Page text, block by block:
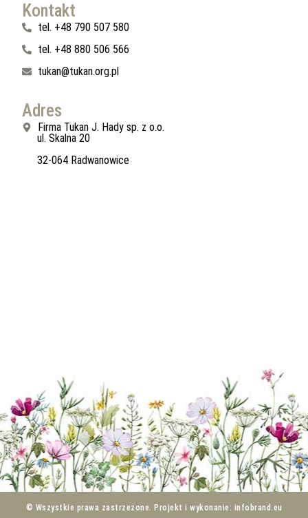
Kontakt
tel. +48 790 507 580
tel. +48 880 506 566
tukan@tukan.org.pl
Adres
Firma Tukan J. Hady sp. z o.o.
ul. Skalna 20
32-064 Radwanowice
© Wszystkie prawa zastrzeżone. Projekt i wykonanie: infobrand.eu